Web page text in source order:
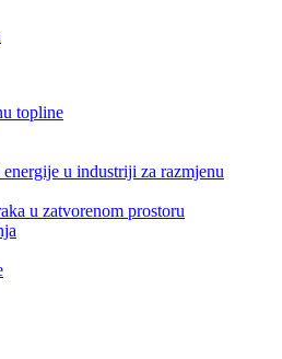
topline
energije u industriji za razmjenu
u zatvorenom prostoru